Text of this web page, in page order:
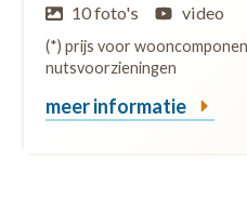
10 foto's video
(*) prijs voor
nutsvoorzieningen
meer informatie